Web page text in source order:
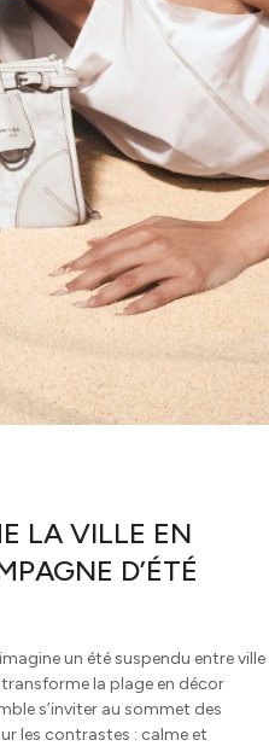
LA VILLE EN
D’ÉTÉ
un été suspendu entre ville
la plage en décor
s’inviter au sommet des
les contrastes : calme et